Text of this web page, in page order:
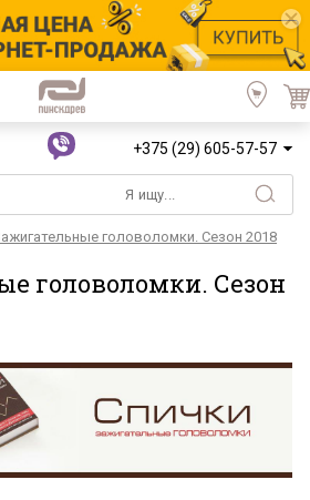
+375 (29) 605-57-57
головоломки. Сезон 2018
головоломки. Сезон